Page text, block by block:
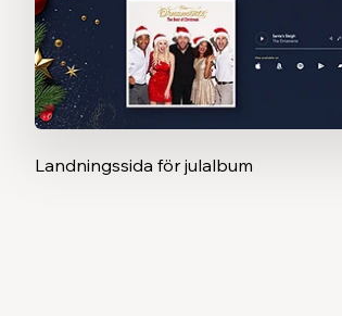
Landningssida för julalbum